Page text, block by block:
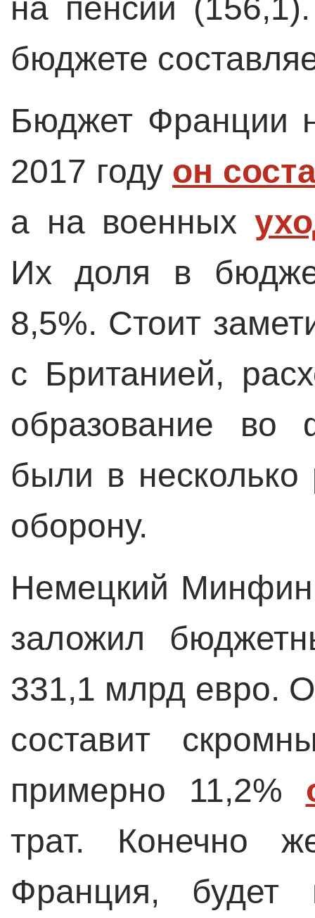
на пенсии
бюджете
Бюджет Франции
2017 году он
а на военных
Их доля в
8,5%. Стоит
с Британией,
образование во
были в
оборону.
Немецкий
заложил
331,1 млрд евро.
составит
примерно 11,2%
трат. Конечно
Франция, будет